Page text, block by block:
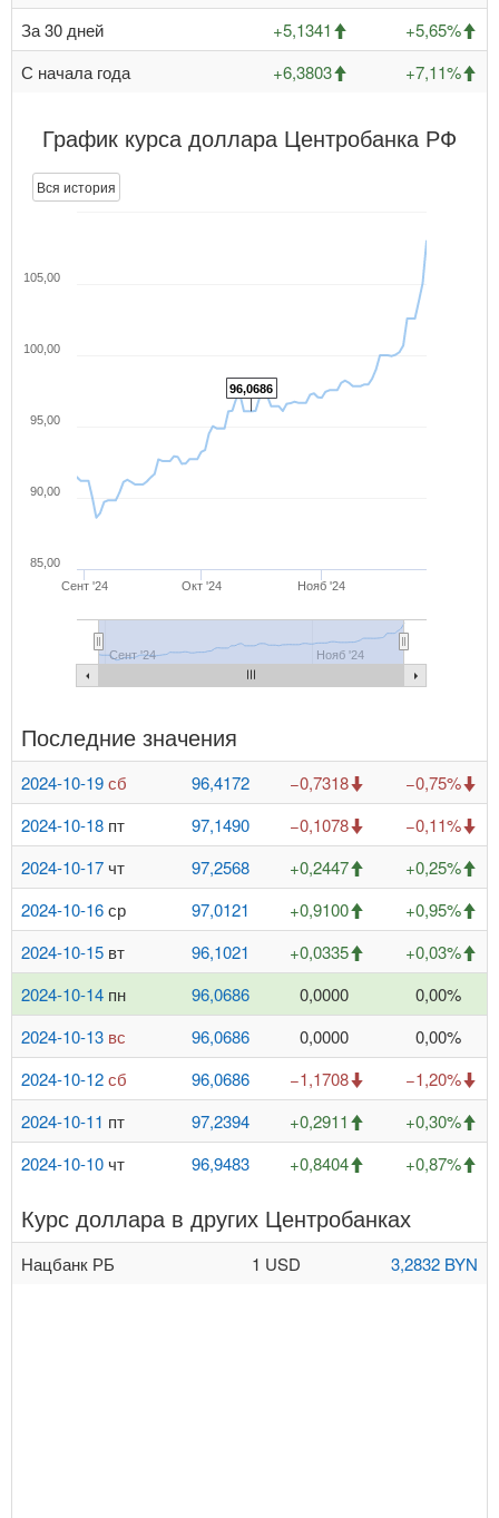
За 30 дней
+5,1341
+5,65%
С начала года
+6,3803 +7,11%
График курса доллара Центробанка РФ
Вся история
96,0686
Сент '24 Окт '24 Нояб '24
Сент '24 Нояб '24
85,00
90,00
95,00
100,00
105,00
Последние значения
2024-10-19сб 96,4172 −0,7318
−0,75%
2024-10-18 пт 97,1490 −0,1078
−0,11%
2024-10-17 чт 97,2568 +0,2447
+0,25%
2024-10-16ср 97,0121 +0,9100
+0,95%
2024-10-15 вт 96,1021 +0,0335
+0,03%
2024-10-14 пн 96,0686 0,0000
0,00%
2024-10-13 вс 96,0686 0,0000
0,00%
2024-10-12сб 96,0686 −1,1708
−1,20%
2024-10-11 пт 97,2394 +0,2911
+0,30%
2024-10-10 чт 96,9483 +0,8404 +0,87%
Курс доллара в других Центробанках
Нацбанк РБ 1 USD 3,2832 BYN